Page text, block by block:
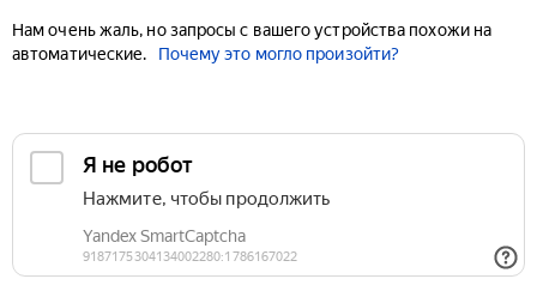
Нам очень жаль, но запросы с вашего устройства похожи на
автоматические.
Почему это могло произойти?